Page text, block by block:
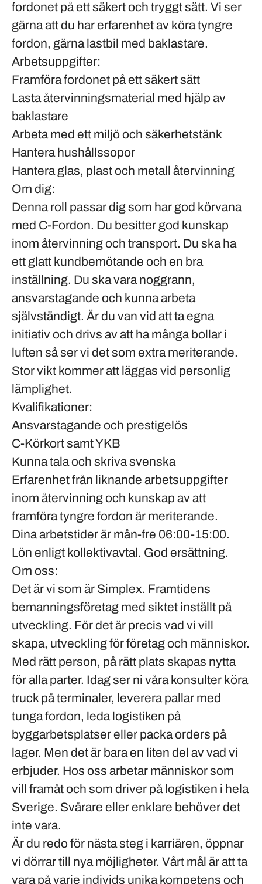
fordonet på ett säkert och tryggt sätt. Vi ser
gärna att du har erfarenhet av köra tyngre
fordon, gärna lastbil med baklastare.
Arbetsuppgifter:
Framföra fordonet på ett säkert sätt
Lasta återvinningsmaterial med hjälp av
baklastare
Arbeta med ett miljö och säkerhetstänk
Hantera hushållssopor
Hantera glas, plast och metall återvinning
Om dig:
Denna roll passar dig som har god körvana
med C-Fordon. Du besitter god kunskap
inom återvinning och transport. Du ska ha
ett glatt kundbemötande och en bra
inställning. Du ska vara noggrann,
ansvarstagande och kunna arbeta
självständigt. Är du van vid att ta egna
initiativ och drivs av att ha många bollar i
luften så ser vi det som extra meriterande.
Stor vikt kommer att läggas vid personlig
lämplighet.
Kvalifikationer:
Ansvarstagande och prestigelös
C-Körkort samt YKB
Kunna tala och skriva svenska
Erfarenhet från liknande arbetsuppgifter
inom återvinning och kunskap av att
framföra tyngre fordon är meriterande.
Dina arbetstider är mån-fre 06:00-15:00.
Lön enligt kollektivavtal . God ersättning.
Om oss:
Det är vi som är Simplex. Framtidens
bemanningsföretag med siktet inställt på
utveckling. För det är precis vad vi vill
skapa, utveckling för företag och människor.
Med rätt person, på rätt plats skapas nytta
för alla parter. Idag ser ni våra konsulter köra
truck på terminaler, leverera pallar med
tunga fordon, leda logistiken på
byggarbetsplatser eller packa orders på
lager. Men det är bara en liten del av vad vi
erbjuder. Hos oss arbetar människor som
vill framåt och som driver på logistiken i hela
Sverige. Svårare eller enklare behöver det
inte vara.
Är du redo för nästa steg i karriären, öppnar
vi dörrar till nya möjligheter. Vårt mål är att ta
vara på varje individs unika kompetens och